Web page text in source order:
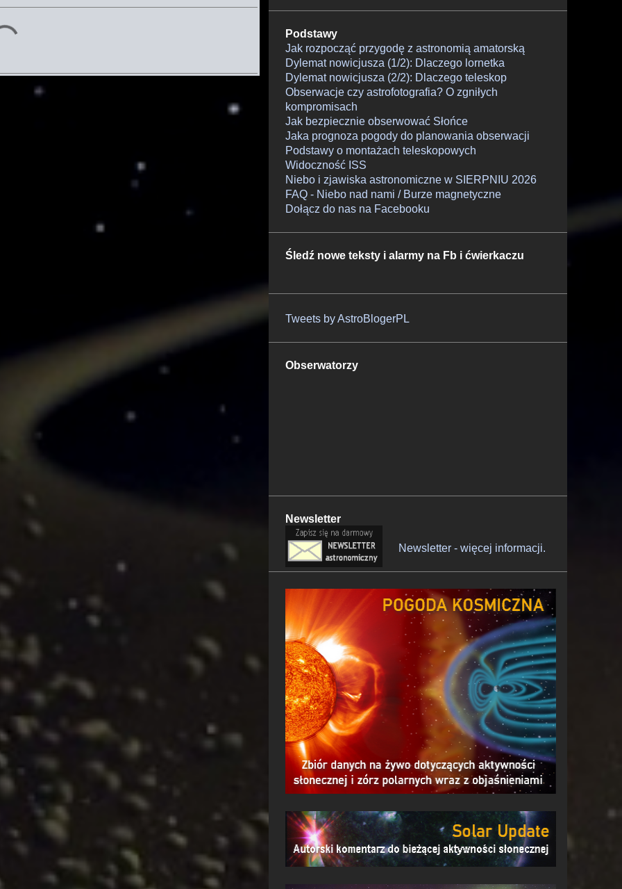
Podstawy
Jak rozpocząć przygodę z astronomią amatorską
Dylemat nowicjusza (1/2): Dlaczego lornetka
Dylemat nowicjusza (2/2): Dlaczego teleskop
Obserwacje czy astrofotografia? O zgniłych
kompromisach
Jak bezpiecznie obserwować Słońce
Jaka prognoza pogody do planowania obserwacji
Podstawy o montażach teleskopowych
Widoczność ISS
Niebo i zjawiska astronomiczne w SIERPNIU 2026
FAQ - Niebo nad nami / Burze magnetyczne
Dołącz do nas na Facebooku
Śledź nowe teksty i alarmy na Fb i ćwierkaczu
Tweets by AstroBlogerPL
Obserwatorzy
Newsletter
Newsletter - więcej informacji.